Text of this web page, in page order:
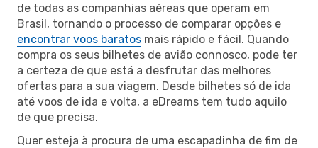
de todas as companhias aéreas que operam em
Brasil, tornando o processo de comparar opções e
encontrar voos baratos mais rápido e fácil. Quando
compra os seus bilhetes de avião connosco, pode ter
a certeza de que está a desfrutar das melhores
ofertas para a sua viagem. Desde bilhetes só de ida
até voos de ida e volta, a eDreams tem tudo aquilo
de que precisa.
Quer esteja à procura de uma escapadinha de fim de